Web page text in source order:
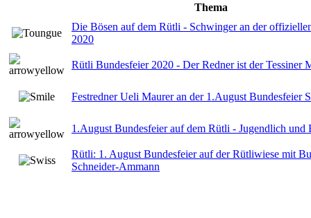
Thema
Die Bösen auf dem Rütli - Schwinger an der
2020
Rütli Bundesfeier 2020 - Der Redner ist der Tessiner
Festredner Ueli Maurer an der 1.August Bundesfeier
1.August Bundesfeier auf dem Rütli - Jugendlich und
Rütli: 1. August Bundesfeier auf der Rütliwiese mit
Schneider-Ammann